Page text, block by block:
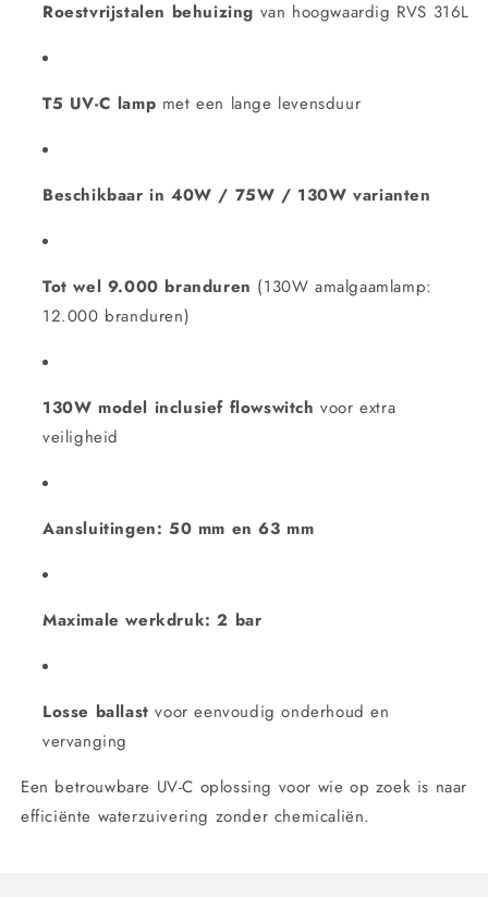
Roestvrijstalen behuizing van hoogwaardig RVS 316L
T5 UV-C lamp met een lange levensduur
Beschikbaar in 40W / 75W / 130W varianten
Tot wel 9.000 branduren (130W amalgaamlamp:
12.000 branduren)
130W model inclusief flowswitch voor extra
veiligheid
Aansluitingen: 50 mm en 63 mm
Maximale werkdruk: 2 bar
Losse ballast voor eenvoudig onderhoud en
vervanging
Een betrouwbare UV-C oplossing voor wie op zoek is naar
efficiënte waterzuivering zonder chemicaliën.